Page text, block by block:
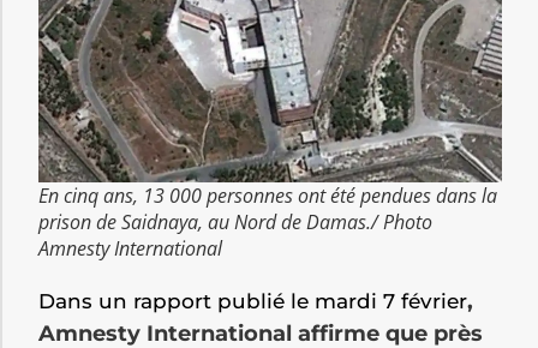
En cinq ans, 13 000 personnes ont été pendues dans la
prison de Saidnaya, au Nord de Damas./ Photo
Amnesty International
Dans un rapport publié le mardi 7 février,
Amnesty International affirme que près